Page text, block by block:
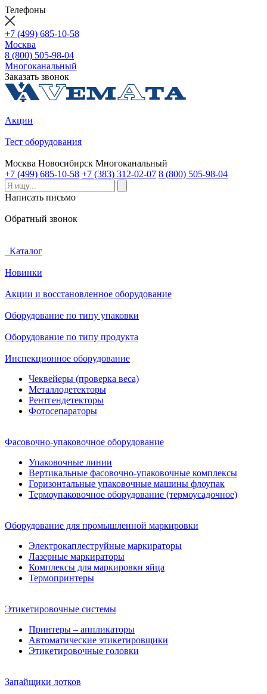
Телефоны
+7 (499) 685-10-58
Москва
8 (800) 505-98-04
Многоканальный
Заказать звонок
Акции
Тест оборудования
Москва Новосибирск Многоканальный
+7 (499) 685-10-58 +7 (383) 312-02-07 8 (800) 505-98-04
Написать письмо
Обратный звонок
Каталог
Новинки
Акции и восстановленное оборудование
Оборудование по типу упаковки
Оборудование по типу продукта
Инспекционное оборудование
Чеквейеры (проверка веса)
Металлодетекторы
Рентгендетекторы
Фотосепараторы
Фасовочно-упаковочное оборудование
Упаковочные линии
Вертикальные фасовочно-упаковочные комплексы
Горизонтальные упаковочные машины флоупак
Термоупаковочное оборудование (термоусадочное)
Оборудование для промышленной маркировки
Электрокаплеструйные маркираторы
Лазерные маркираторы
Комплексы для маркировки яйца
Термопринтеры
Этикетировочные системы
Принтеры – аппликаторы
Автоматические этикетировщики
Этикетировочные головки
Запайщики лотков